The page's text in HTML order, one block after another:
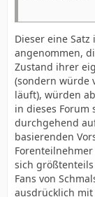
Dieser eine
angenommen,
Zustand ihrer
(sondern würde
läuft), würden
in dieses Forum
durchgehend
basierenden
sich
Fans von
ausdrücklich